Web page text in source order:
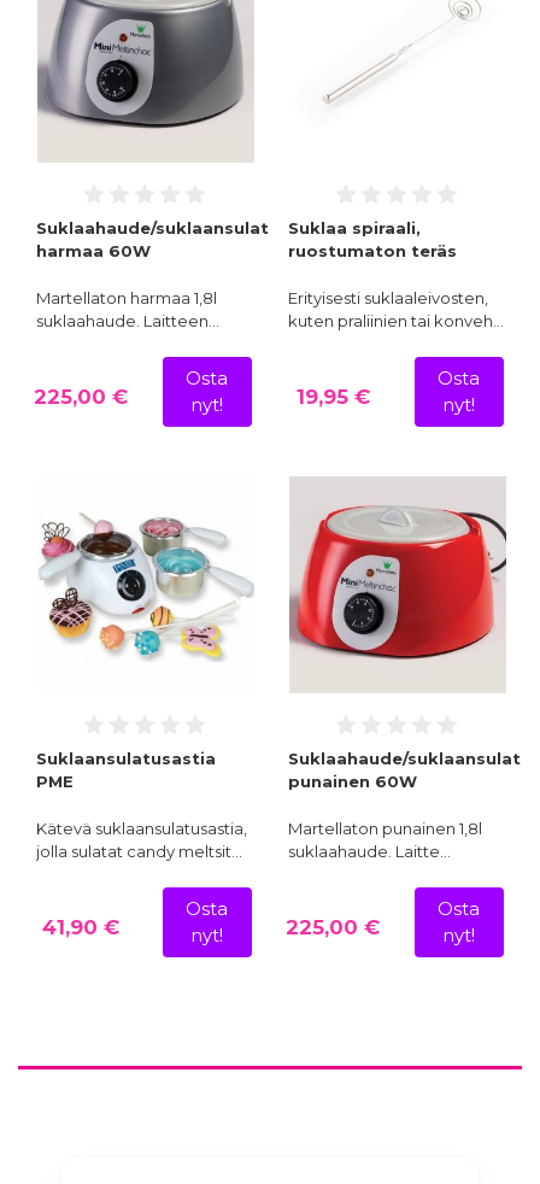
Suklaahaude/suklaansulatuslaite,
harmaa 60W
Martellaton harmaa 1,8l
suklaahaude. Laitteen…
225,00 €
Osta
nyt!
Suklaa spiraali,
ruostumaton teräs
Erityisesti suklaaleivosten,
kuten praliinien tai konveh…
19,95 €
Osta
nyt!
Suklaansulatusastia
PME
Kätevä suklaansulatusastia,
jolla sulatat candy meltsit…
41,90 €
Osta
nyt!
Suklaahaude/
punainen 60W
Martellaton punainen 1,8l
suklaahaude. Laitte…
225,00 €
Osta
nyt!